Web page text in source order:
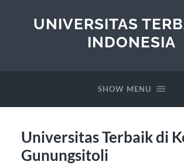
UNIVERSITAS
INDONESIA
SHOW MENU
Universitas Terbaik di
Gunungsitoli